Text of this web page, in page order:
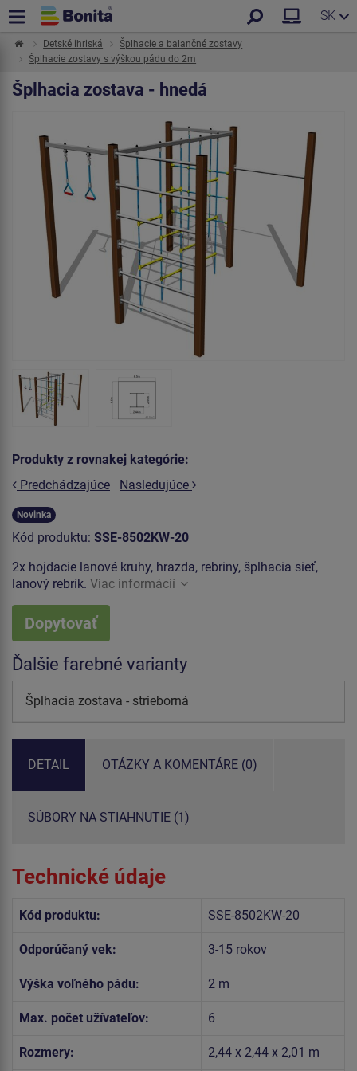
SK
Detské ihriská
Šplhacie a balančné zostavy
Šplhacie zostavy s výškou pádu do 2m
Šplhacia zostava - hnedá
Produkty z rovnakej kategórie:
Predchádzajúce
Nasledujúce
Novinka
Kód produktu: SSE-8502KW-20
2x hojdacie lanové kruhy, hrazda, rebriny, šplhacia sieť,
lanový rebrík. Viac informácií
Dopytovať
Ďalšie farebné varianty
Šplhacia zostava - strieborná
DETAIL OTÁZKY A KOMENTÁRE (0)
SÚBORY NA STIAHNUTIE (1)
Technické údaje
Kód produktu: SSE-8502KW-20
Odporúčaný vek: 3-15 rokov
Výška voľného pádu: 2 m
Max. počet užívateľov: 6
Rozmery: 2,44 x 2,44 x 2,01 m